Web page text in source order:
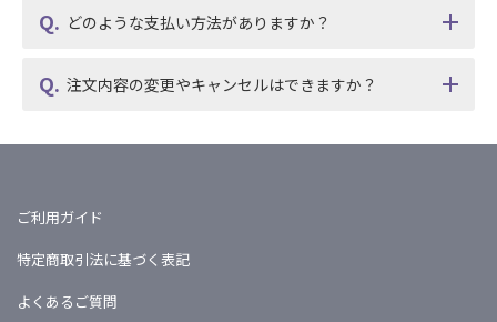
どのような支払い方法がありますか？
注文内容の変更やキャンセルはできますか？
ご利用ガイド
特定商取引法に基づく表記
よくあるご質問